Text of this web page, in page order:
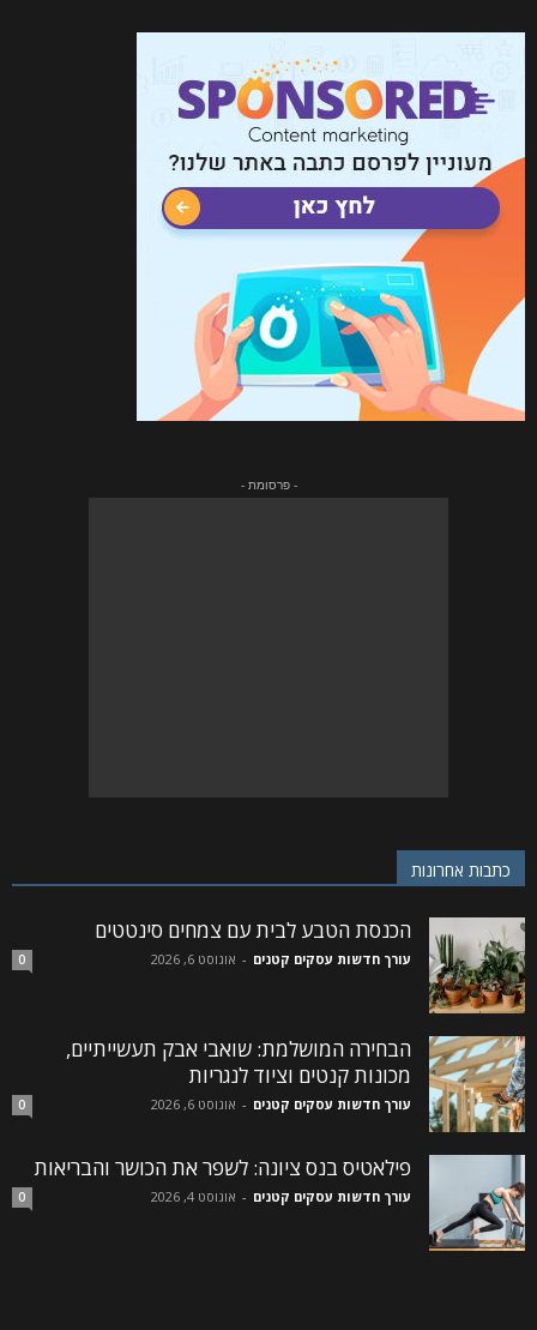
- פרסומת -
כתבות אחרונות
הכנסת הטבע לבית עם צמחים סינטטים
עורך חדשות עסקים קטנים - אוגוסט 6, 2026 0
הבחירה המושלמת: שואבי אבק תעשייתיים,
מכונות קנטים וציוד לנגריות
עורך חדשות עסקים קטנים - אוגוסט 6, 2026 0
פילאטיס בנס ציונה: לשפר את הכושר והבריאות
עורך חדשות עסקים קטנים - אוגוסט 4, 2026 0